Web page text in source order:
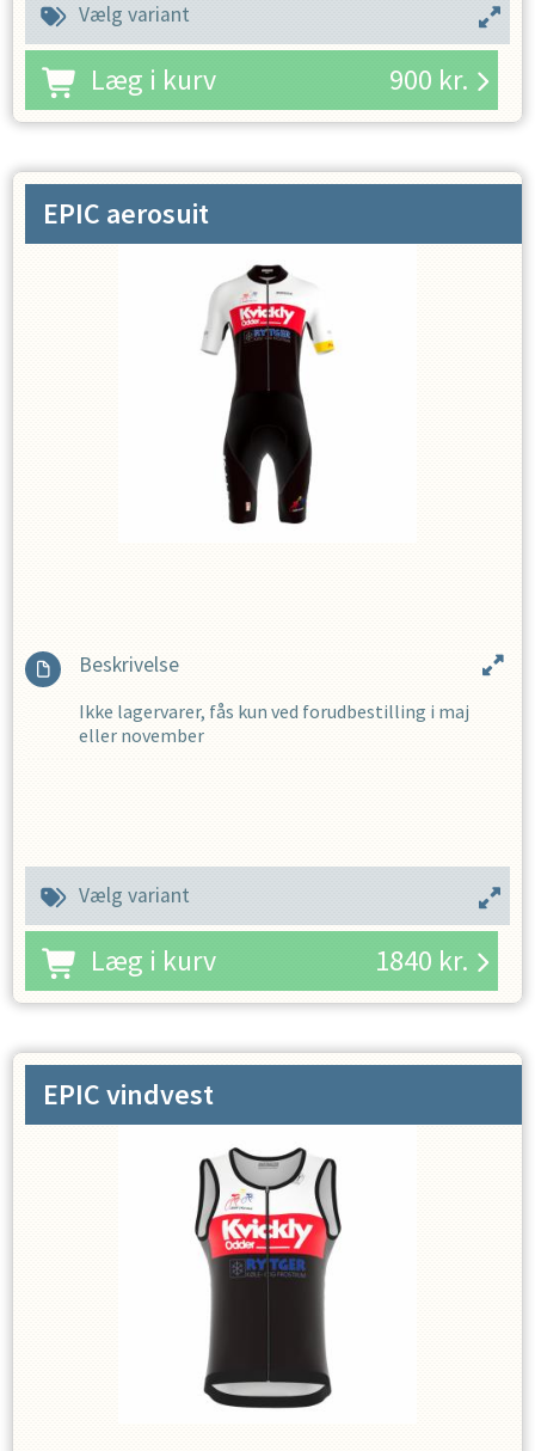
Læg i kurv 900 kr.
Vælg variant
EPIC aerosuit
Beskrivelse
Ikke lagervarer, fås kun ved forudbestilling i maj
eller november
Læg i kurv 1840 kr.
Vælg variant
EPIC vindvest